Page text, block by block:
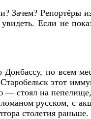
Зачем? Репортёры
Если не
по всем
этот
— стоял на
русском, с
столетия раньше.